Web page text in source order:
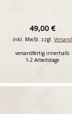
49,00 €
inkl. MwSt. zzgl. Versand
versandfertig innerhalb
1-2 Arbeitstage